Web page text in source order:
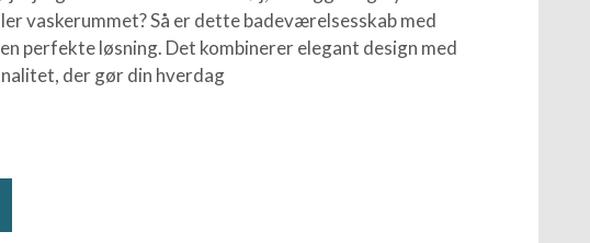
vaskerummet? Så er dette badeværelsesskab med
perfekte løsning. Det kombinerer elegant design med
der gør din hverdag